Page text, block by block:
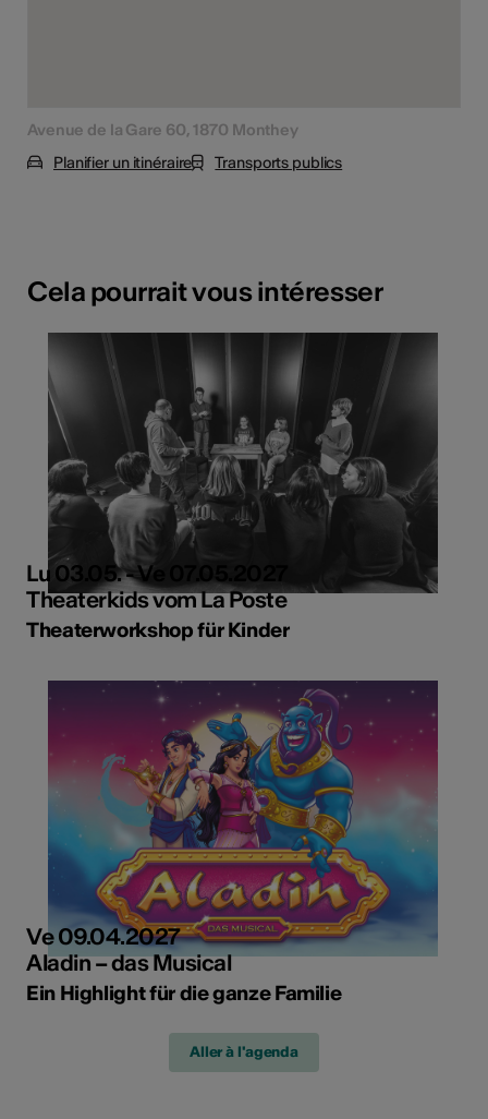
Avenue de la Gare 60, 1870 Monthey
Planifier un itinéraire
Transports publics
Cela pourrait vous intéresser
Lu 03.05. - Ve 07.05.2027
Theaterkids vom La Poste
Theaterworkshop für Kinder
Ve 09.04.2027
Aladin – das Musical
Ein Highlight für die ganze Familie
Aller à l'agenda